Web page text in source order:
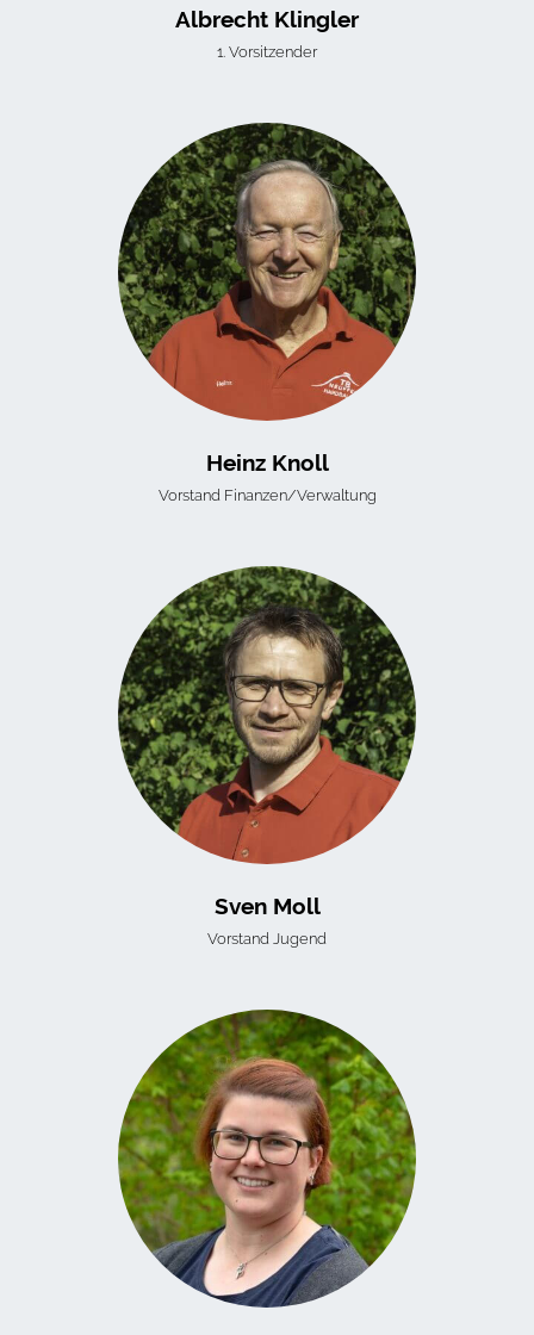
Albrecht Klingler
1. Vorsitzender
Heinz Knoll
Vorstand Finanzen/Verwaltung
Sven Moll
Vorstand Jugend